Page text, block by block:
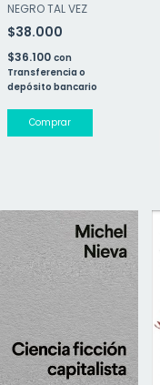
NEGRO TAL VEZ
$38.000
$36.100 con
Transferencia o
depósito bancario